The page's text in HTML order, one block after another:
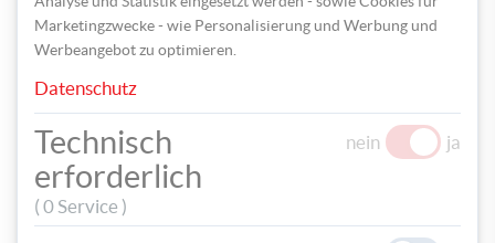
Schiebe die Blüten von unten über den Becher und fädle den
Chenilledraht durch die Löcher.
Marketingzwecke - wie Personalisierung und Werbung und
Werbeangebot zu optimieren.
Datenschutz
Technisch
erforderlich
( 0 Service )
nein ja